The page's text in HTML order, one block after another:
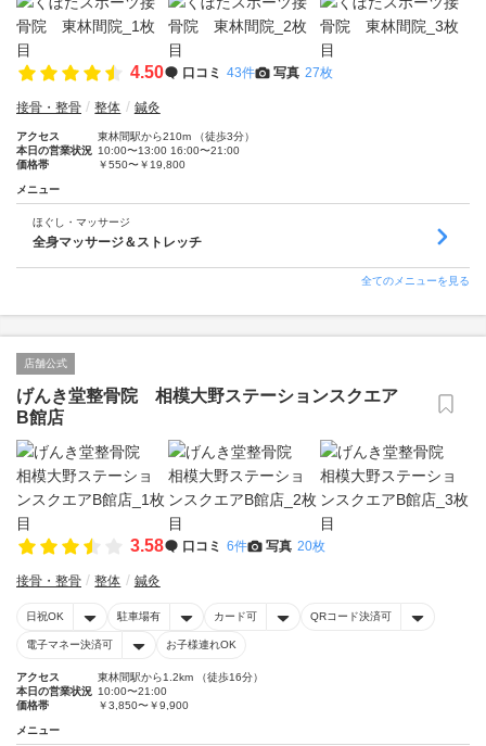
4.50 口コミ 43件 写真 27枚
接骨・整骨 整体 鍼灸
アクセス
東林間駅から210m （徒歩3分）
本日の営業状況 10:00〜13:00 16:00〜21:00
価格帯
￥550〜￥19,800
メニュー
ほぐし・マッサージ
全身マッサージ＆ストレッチ
全てのメニューを見る
店舗公式
げんき堂整骨院 相模大野ステーションスクエア
B館店
3.58 口コミ 6件 写真 20枚
接骨・整骨 整体 鍼灸
日祝OK 駐車場有 カード可 QRコード決済可
電子マネー決済可 お子様連れOK
アクセス
東林間駅から1.2km （徒歩16分）
本日の営業状況 10:00〜21:00
価格帯
￥3,850〜￥9,900
メニュー